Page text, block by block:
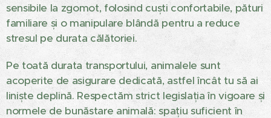
sensibile la zgomot, folosind cuști confortabile, pături
familiare și o manipulare blândă pentru a reduce
stresul pe durata călătoriei.
Pe toată durata transportului, animalele sunt
acoperite de asigurare dedicată, astfel încât tu să ai
liniște deplină. Respectăm strict legislația în vigoare și
normele de bunăstare animală: spațiu suficient în